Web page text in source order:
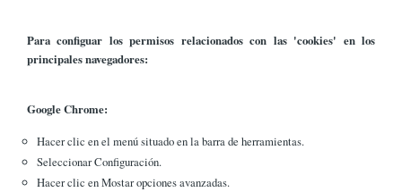
Para configuar los permisos relacionados con las 'cookies' en los
principales navegadores:
Google Chrome:
Hacer clic en el menú situado en la barra de herramientas.
Seleccionar Configuración.
Hacer clic en Mostar opciones avanzadas.